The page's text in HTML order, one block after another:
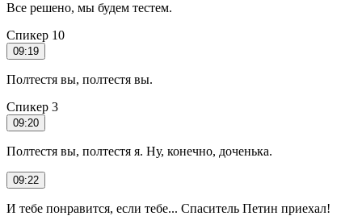
Все решено, мы будем тестем.
Спикер 10
09:19
Полтестя вы, полтестя вы.
Спикер 3
09:20
Полтестя вы, полтестя я. Ну, конечно, доченька.
09:22
И тебе понравится, если тебе... Спаситель Петин приехал!